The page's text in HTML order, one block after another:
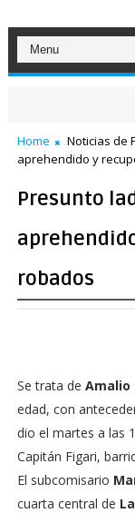
el tránsito en pleno
Home Noticias de
aprehendido y
Presunto
robados
Se trata de Amalio
edad, con
dio el martes a las
Capitán Figari,
El subcomisario
cuarta central de